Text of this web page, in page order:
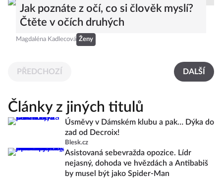
Jak poznáte z očí, co si člověk myslí?
Čtěte v očích druhých
Magdaléna Kadlecová Ženy
PŘEDCHOZÍ DALŠÍ
Články z jiných titulů
Úsměvy v Dámském klubu a pak… Dýka do
zad od Decroix!
Blesk.cz
Asistovaná sebevražda opozice. Lídr
nejasný, dohoda ve hvězdách a Antibabiš
by musel být jako Spider-Man